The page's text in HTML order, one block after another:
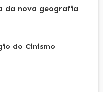
da nova geografia
do Cinismo